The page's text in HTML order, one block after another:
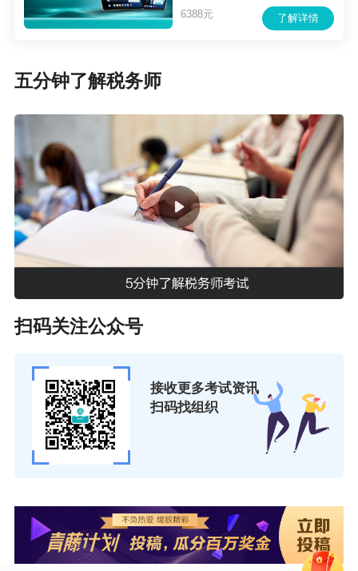
中，通常会直接给出每一扣除项目的发生额，要
当前，从事税务管理需要的税务、会计等专业知
握最新的政策要点。比如，今年实施的增值税法
及配套政策在应税交易、进项税额抵扣规则等诸
多方面都有变化，这些变化都体现在细节当中。
企业财税人员要反复对比学习，知晓政策变化的
背后逻辑，做到知其然，更知其所以然。
考取了税务师证书的财税人员，还要坚持学用结
合，掌握“联系”的学习方法，学会站在企业的角度
看政策、站在政策的角度思考对企业的影响。比
考每一个条文对企业有什么影响、企业应当如何
去适用和执行。
企业税务管理是一门在实践中不断探索的学问，
需要从实务中不断总结经验，努力探求税务管理
化的应税交易，要思考交易双方如何看待税率的
变化，如何重新确定交易的价格，等等。这些问
了解详情
6388元
五分钟了解税务师
扫码关注公众号
接收更多考试资讯
扫码找组织